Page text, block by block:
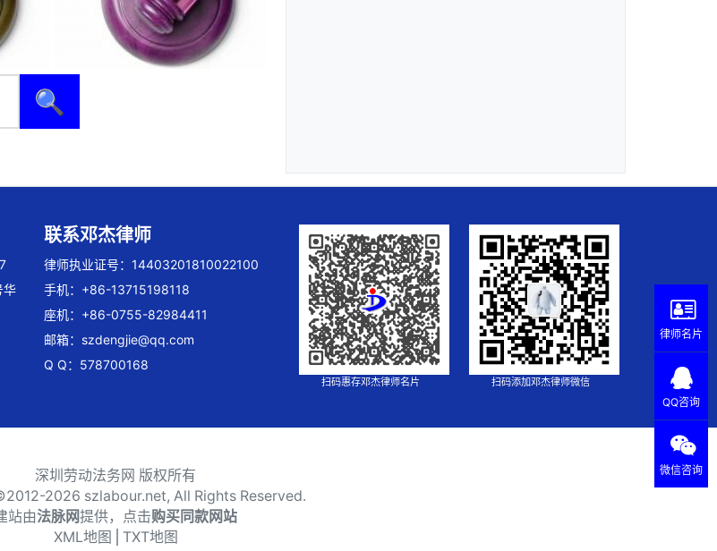
🔍
华
联系邓杰律师
律师执业证号：14403201810022100
手机：+86-13715198118
座机：+86-0755-82984411
邮箱： szdengjie@qq.com
Q Q：578700168
扫码惠存邓杰律师名片 扫码添加邓杰律师微信
深圳劳动法务网 版权所有
2026 szlabour.net, All Rights Reserved.
站由法脉网提供，点击购买同款网站
XML地图 TXT地图
律师名片
QQ咨询
微信咨询